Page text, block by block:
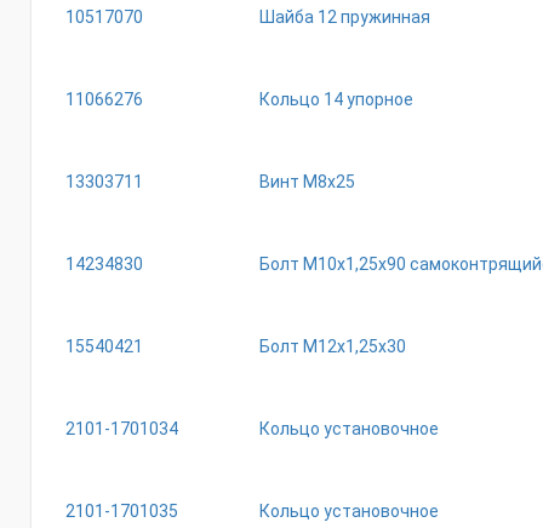
10517070 Шайба 12 пружинная
11066276 Кольцо 14 упорное
13303711 Винт М8х25
14234830 Болт М10х1,25х90
15540421 Болт М12х1,25х30
2101-1701034 Кольцо установочное
2101-1701035 Кольцо установочное